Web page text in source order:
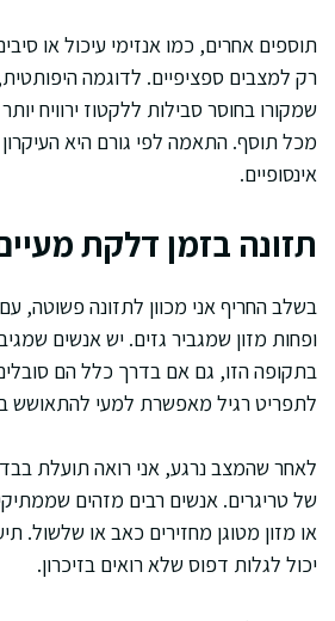
תוספים אחרים, כמו אנזימי עיכול או
רק למצבים ספציפיים. לדוגמה
שמקורו בחוסר סבילות ללקטוז ירוויח
מכל תוסף. התאמה לפי גורם היא העיקרון
אינסופיים.
תזונה בזמן דלקת
בשלב החריף אני מכוון לתזונה פשוטה,
ופחות מזון שמגביר גזים. יש אנשים
בתקופה הזו, גם אם בדרך כלל הם
לתפריט רגיל מאפשרת למעי להתאושש
לאחר שהמצב נרגע, אני רואה תועלת
של טריגרים. אנשים רבים מזהים
או מזון מטוגן מחזירים כאב או שלשול.
יכול לגלות דפוס שלא רואים בזיכרון.